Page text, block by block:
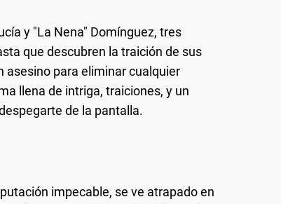
y "La Nena" Domínguez, tres
que descubren la traición de sus
asesino para eliminar cualquier
llena de intriga, traiciones, y un
de la pantalla.
impecable, se ve atrapado en